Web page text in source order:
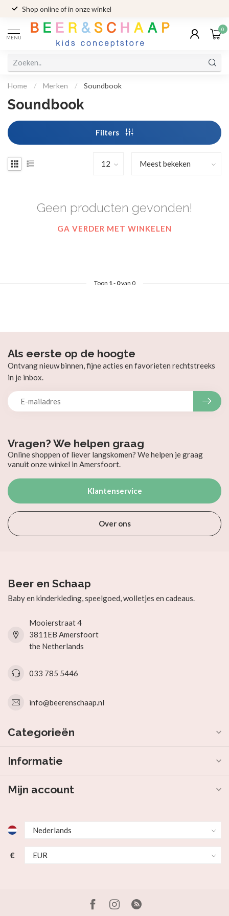
Shop online of in onze winkel
MENU
0
Home / Merken / Soundbook
Soundbook
Filters
Geen producten gevonden!
GA VERDER MET WINKELEN
Toon 1- 0van 0
Vragen? We helpen graag
Online shoppen of liever langskomen? We helpen je graag
vanuit onze winkel in Amersfoort.
Klantenservice
Over ons
Als eerste op de hoogte
Ontvang nieuw binnen, fijne acties en favorieten rechtstreeks
in je inbox.
Beer en Schaap
Baby en kinderkleding, speelgoed, wolletjes en cadeaus.
Mooierstraat 4
3811EB Amersfoort
the Netherlands
033 785 5446
info@beerenschaap.nl
Categorieën
Informatie
Mijn account
€